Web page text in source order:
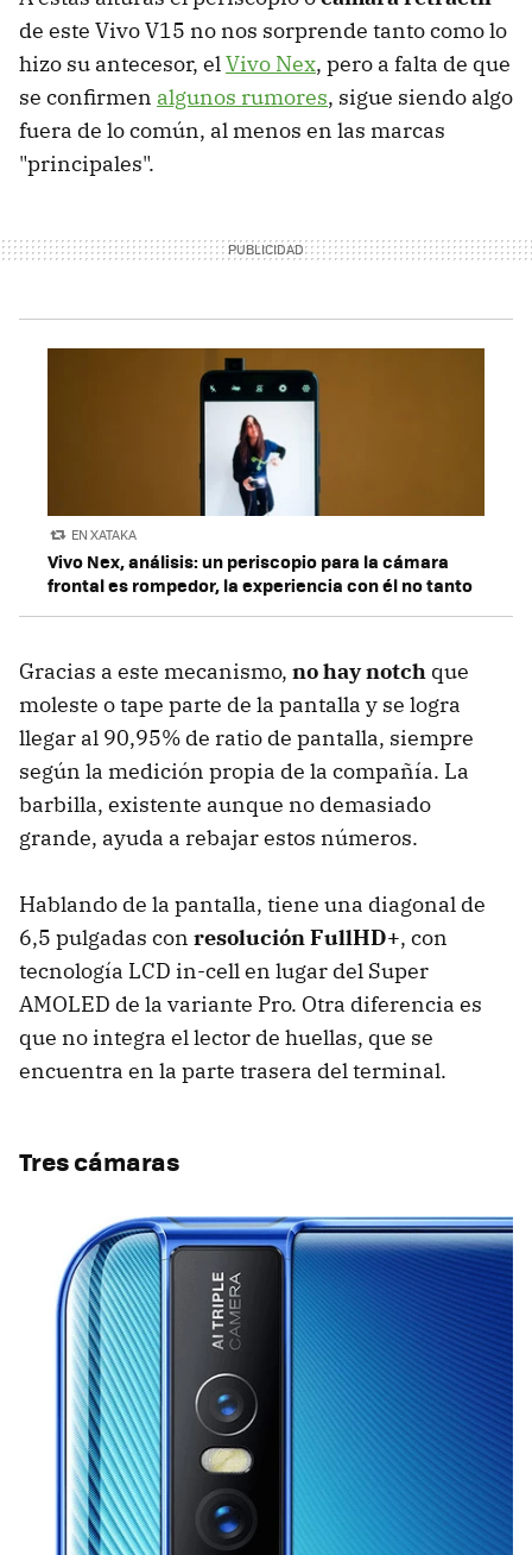
de este Vivo V15 no nos sorprende tanto como lo
hizo su antecesor, elVivo Nex, pero a falta de que
se confirmen algunos rumores, sigue siendo algo
fuera de lo común, al menos en las marcas
"principales".
EN XATAKA
Vivo Nex, análisis: un periscopio para la cámara
frontal es rompedor, la experiencia con él no tanto
Gracias a este mecanismo, no hay notch que
moleste o tape parte de la pantalla y se logra
llegar al 90,95% de ratio de pantalla, siempre
según la medición propia de la compañía. La
barbilla, existente aunque no demasiado
grande, ayuda a rebajar estos números.
Hablando de la pantalla, tiene una diagonal de
6,5 pulgadas con resolución FullHD+, con
tecnología LCD in-cell en lugar del Super
AMOLED de la variante Pro. Otra diferencia es
que no integra el lector de huellas, que se
encuentra en la parte trasera del terminal.
Tres cámaras